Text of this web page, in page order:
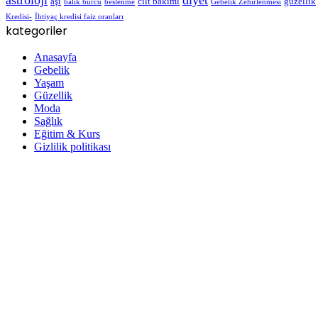
balık burcu beslenme Gebelik Zehirlenmesi
Kredisi- İhtiyaç kredisi faiz oranları
kategoriler
Anasayfa
Gebelik
Yaşam
Güzellik
Moda
Sağlık
Eğitim & Kurs
Gizlilik politikası